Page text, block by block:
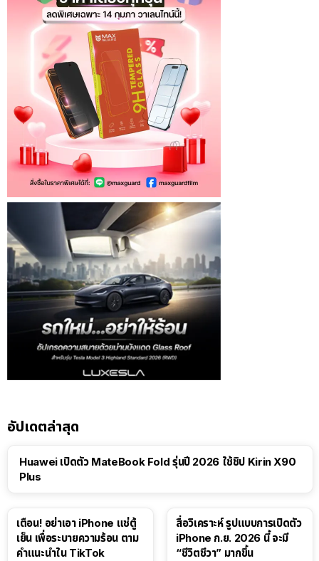
อัปเดตล่าสุด
Huawei เปิดตัว MateBook Fold รุ่นปี 2026 ใช้ชิป Kirin X90
Plus
เตือน! อย่าเอา iPhone แช่ตู้
เย็น เพื่อระบายความร้อน ตาม
คำแนะนำใน TikTok
สื่อวิเคราะห์ รูปแบบการเปิดตัว
iPhone ก.ย. 2026 นี้ จะมี
“ชีวิตชีวา” มากขึ้น